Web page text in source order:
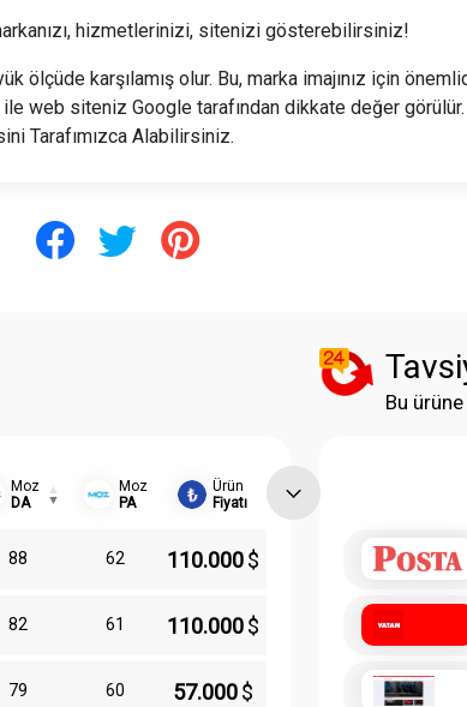
hizmetlerinizi, sitenizi gösterebilirsiniz!
ölçüde karşılamış olur. Bu, marka imajınız için
ile web siteniz Google tarafından dikkate değer görülür.
Tarafımızca Alabilirsiniz.
Moz
DA
Moz
PA
Ürün
Fiyatı
88 62 110.000 $
82 61 110.000 $
79 60 57.000 $
Bu